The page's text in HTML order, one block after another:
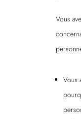
Vous
Vous